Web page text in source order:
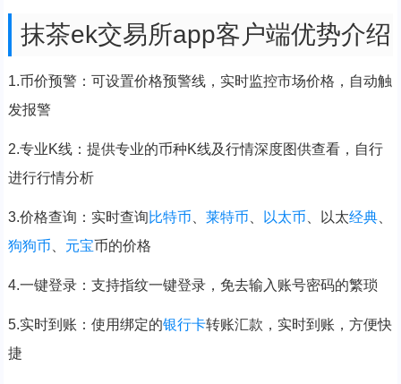
抹茶ek交易所app客户端优势介绍
1.币价预警：可设置价格预警线，实时监控市场价格，自动触
发报警
2.专业K线：提供专业的币种K线及行情深度图供查看，自行
进行行情分析
3.价格查询：实时查询比特币 莱特币 以太币 、以太经典、
狗狗币 元宝币的价格
4.一键登录：支持指纹一键登录，免去输入账号密码的繁琐
5.实时到账：使用绑定的银行卡转账汇款，实时到账，方便快
捷